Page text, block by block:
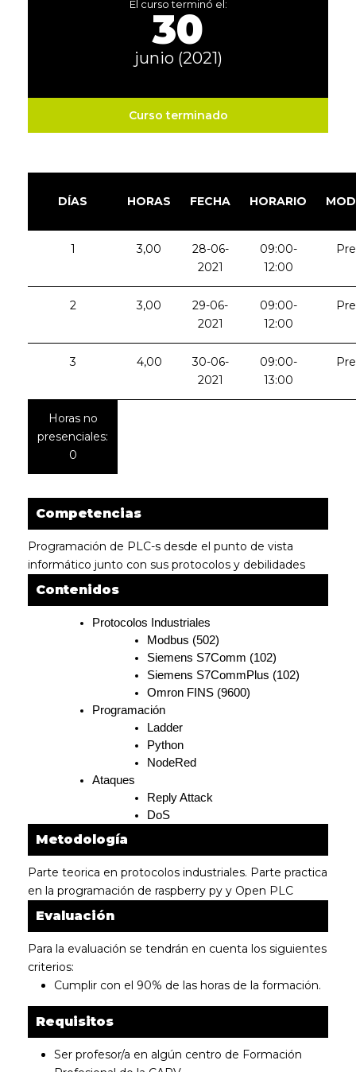
El curso terminó el:
30
junio (2021)
Curso terminado
DÍAS HORAS FECHA HORARIO
1 3,00
28-06-
2021
09:00-
12:00
2 3,00
29-06-
2021
09:00-
12:00
3 4,00
30-06-
2021
09:00-
13:00
Horas no
presenciales:
0
Competencias
Programación de PLC-s desde el punto de vista
informático junto con sus protocolos y debilidades
Contenidos
Protocolos Industriales
Modbus (502)
Siemens S7Comm (102)
Siemens S7CommPlus (102)
Omron FINS (9600)
Programación
Ladder
Python
NodeRed
Ataques
Reply Attack
DoS
Metodología
Parte teorica en protocolos industriales. Parte practica
en la programación de raspberry py y Open PLC
Evaluación
Para la evaluación se tendrán en cuenta los siguientes
criterios:
Cumplir con el 90% de las horas de la formación.
Requisitos
Ser profesor/a en algún centro de Formación